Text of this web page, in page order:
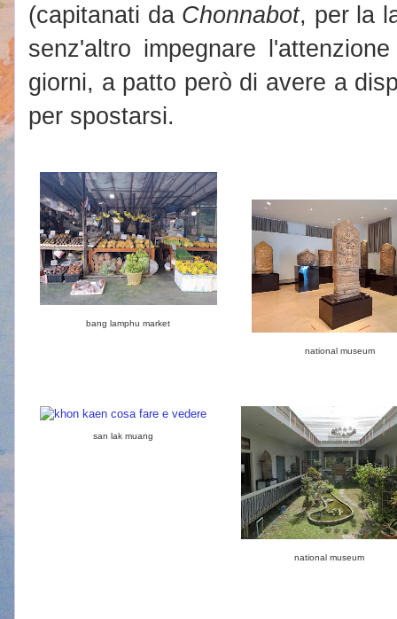
(capitanati da Chonnabot, per la
senz'altro impegnare
giorni, a patto però di avere a
per spostarsi.
bang lamphu market
national museum
san lak muang
national museum